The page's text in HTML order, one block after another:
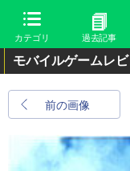
カテゴリ 過去記事
モバイルゲームレ
前の画像